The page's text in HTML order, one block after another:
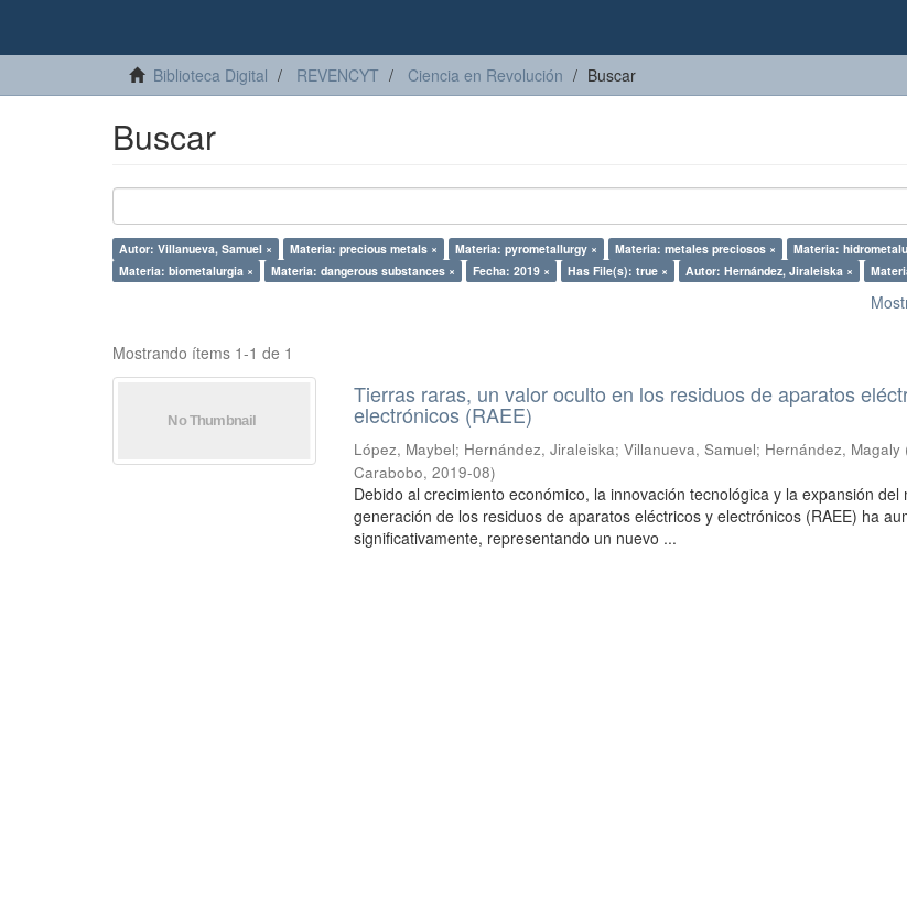
Biblioteca Digital REVENCYT Ciencia en Revolución Buscar
Buscar
Autor: Villanueva, Samuel × Materia: precious metals × Materia: pyrometallurgy × Materia: metales preciosos ×
Materia:
Materia: biometalurgia ×
Materia: dangerous substances × Fecha: 2019 × Has File(s): true × Autor: Hernández, Jiraleiska ×
Mostrando ítems 1-1 de 1
Tierras raras, un valor oculto en los residuos de aparatos
electrónicos (RAEE)
López, Maybel; Hernández, Jiraleiska;Villanueva, Samuel; Hernández, Magaly
Carabobo,2019-08)
Debido al crecimiento económico, la innovación tecnológica y la expansión del
generación de los residuos de aparatos eléctricos y electrónicos (RAEE) ha
significativamente, representando un nuevo ...